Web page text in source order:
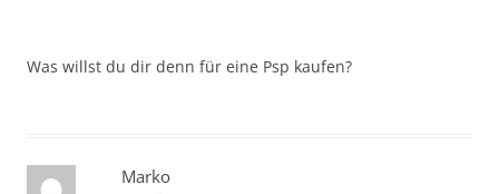
Was willst du dir denn für eine Psp kaufen?
Marko